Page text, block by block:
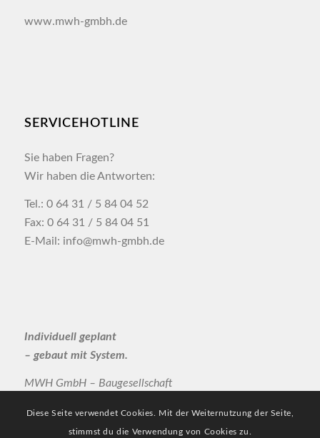
www.mwh-gmbh.de
SERVICEHOTLINE
Sie haben Fragen?
Wir haben die Antworten:
Tel.: 0 64 31 / 5 84 04 52
Fax: 0 64 31 / 5 84 04 51
E-Mail: info@mwh-gmbh.de
Individuell geplant
– gebaut mit System.
MWH GmbH – Baugesellschaft
Diese Seite verwendet Cookies. Mit der Weiternutzung der Seite,
stimmst du die Verwendung von Cookies zu.